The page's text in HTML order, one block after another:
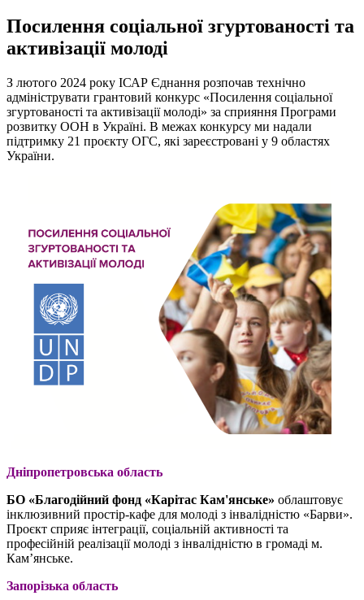
Посилення соціальної згуртованості та
активізації молоді
З лютого 2024 року ІСАР Єднання розпочав технічно
адмініструвати грантовий конкурс «Посилення соціальної
згуртованості та активізації молоді» за сприяння Програми
розвитку ООН в Україні. В межах конкурсу ми надали
підтримку 21 проєкту ОГС, які зареєстровані у 9 областях
України.
Дніпропетровська область
БО «Благодійний фонд «Карітас Кам'янське» облаштовує
інклюзивний простір-кафе для молоді з інвалідністю «Барви».
Проєкт сприяє інтеграції, соціальній активності та
професійній реалізації молоді з інвалідністю в громаді м.
Кам’янське.
Запорізька область